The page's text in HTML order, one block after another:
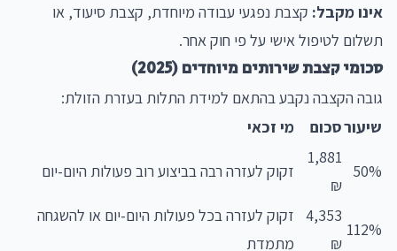
אינו מקבל: קצבת נפגעי עבודה מיוחדת, קצבת סיעוד, או
תשלום לטיפול אישי על פי חוק אחר.
סכומי קצבת שירותים מיוחדים (2025)
גובה הקצבה נקבע בהתאם למידת התלות בעזרת הזולת:
שיעורסכום מי זכאי
50%
1,881
₪
זקוק לעזרה רבה בביצוע רוב פעולות היום-יום
112%
4,353
₪
זקוק לעזרה בכל פעולות היום-יום או להשגחה
מתמדת